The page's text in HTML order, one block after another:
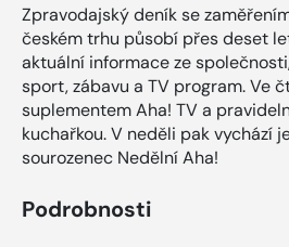
Zpravodajský deník se
českém trhu působí přes deset
aktuální informace ze
sport, zábavu a TV program. Ve
suplementem Aha! TV a
kuchařkou. V neděli pak vychází
sourozenec Nedělní Aha!
Podrobnosti